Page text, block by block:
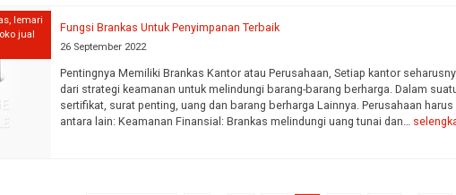
, lemari
jual
Fungsi Brankas Untuk Penyimpanan Terbaik
26 September 2022
Pentingnya Memiliki Brankas Kantor atau Perusahaan, Setiap kantor
dari strategi keamanan untuk melindungi barang-barang berharga. Dalam
sertifikat, surat penting, uang dan barang berharga Lainnya. Perusahaan
antara lain: Keamanan Finansial: Brankas melindungi uang tunai dan…